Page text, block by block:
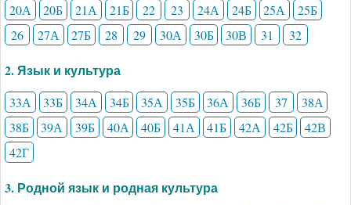
20А
20Б 21А 21Б 22 23 24А 24Б 25А
25Б
26
27А 27Б 28 29 30А 30Б 30В 31 32
2. Язык и культура
33А 33Б 34А 34Б 35А 35Б 36А 36Б 37
38А
38Б
39А 39Б 40А 40Б 41А 41Б 42А 42Б
42В
42Г
3. Родной язык и родная культура